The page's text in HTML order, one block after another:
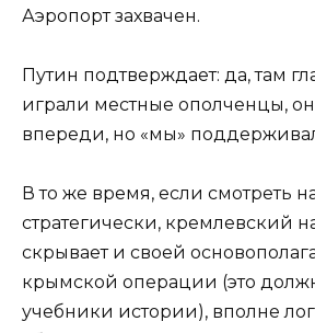
Аэропорт захвачен.
Путин подтверждает: да, там
играли местные ополченцы,
впереди, но «мы»
В то же время, если смотреть
стратегически, кремлевский
скрывает и своей
крымской операции (это
учебники истории), вполне